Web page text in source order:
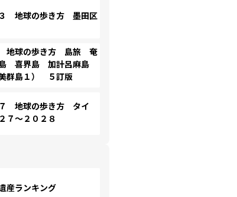
地球の歩き方 墨田区
地球の歩き方 島旅 奄
喜界島 加計呂麻島
美群島１） ５訂版
地球の歩き方 タイ
７～２０２８
産ランキング